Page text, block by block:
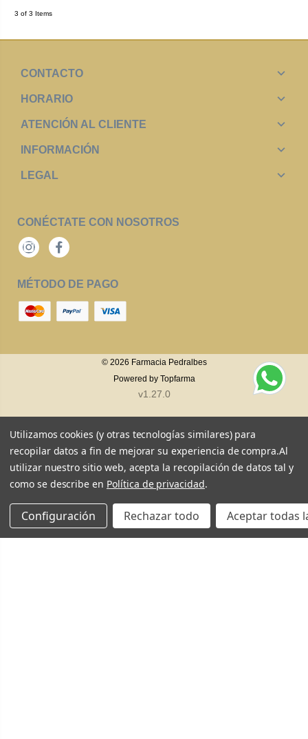
3 of 3 Items
CONTACTO
HORARIO
ATENCIÓN AL CLIENTE
INFORMACIÓN
LEGAL
CONÉCTATE CON NOSOTROS
InstagramFacebook
MÉTODO DE PAGO
© 2026 Farmacia Pedralbes
Powered by Topfarma
v1.27.0
Utilizamos cookies (y otras tecnologías similares) para
recopilar datos a fin de mejorar su experiencia de compra.Al
utilizar nuestro sitio web, acepta la recopilación de datos tal y
como se describe en Política de privacidad.
Configuración Rechazar todo Aceptar todas